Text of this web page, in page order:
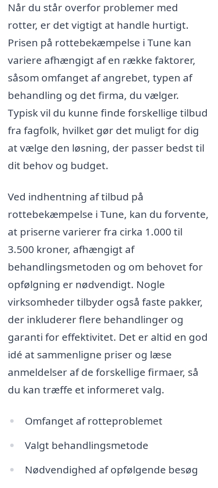
Når du står overfor problemer med
rotter, er det vigtigt at handle hurtigt.
Prisen på rottebekæmpelse i Tune kan
variere afhængigt af en række faktorer,
såsom omfanget af angrebet, typen af
behandling og det firma, du vælger.
Typisk vil du kunne finde forskellige tilbud
fra fagfolk, hvilket gør det muligt for dig
at vælge den løsning, der passer bedst til
dit behov og budget.
Ved indhentning af tilbud på
rottebekæmpelse i Tune, kan du forvente,
at priserne varierer fra cirka 1.000 til
3.500 kroner, afhængigt af
behandlingsmetoden og om behovet for
opfølgning er nødvendigt. Nogle
virksomheder tilbyder også faste pakker,
der inkluderer flere behandlinger og
garanti for effektivitet. Det er altid en god
idé at sammenligne priser og læse
anmeldelser af de forskellige firmaer, så
du kan træffe et informeret valg.
Omfanget af rotteproblemet
Valgt behandlingsmetode
Nødvendighed af opfølgende besøg